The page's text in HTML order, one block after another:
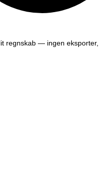
regnskab — ingen